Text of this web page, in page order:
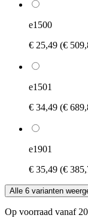
e1500
€ 25,49 (€
e1501
€ 34,49 (€
e1901
€ 35,49 (€
Alle 6 varianten
Op voorraad vanaf